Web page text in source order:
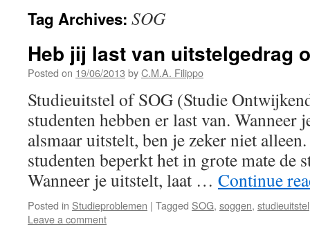
Tag Archives: SOG
Heb jij last van uitstelgedrag
Posted on 19/06/2013 byC.M.A. Filippo
Studieuitstel of SOG (Studie
studenten hebben er last van. Wanneer
alsmaar uitstelt, ben je zeker niet
studenten beperkt het in grote mate de
Wanneer je uitstelt, laat … Continue
Posted in Studieproblemen | Tagged SOG, soggen, studieuitstel
Leave a comment